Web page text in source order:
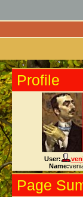
Profile
User:
Name:
Page